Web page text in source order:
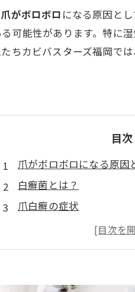
爪がボロボロ になる原因と
可能性があります。特に
ちカビバスターズ福岡で
目次
爪がボロボロになる原因
白癬菌とは？
爪白癬の症状
治療と対策
まとめ